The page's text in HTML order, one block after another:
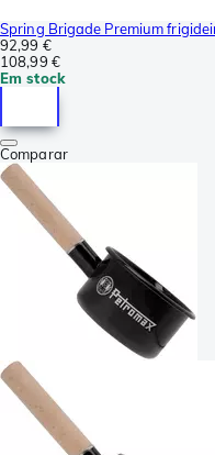
Spring Brigade Premium
92,99 €
108,99 €
Em stock
Comparar